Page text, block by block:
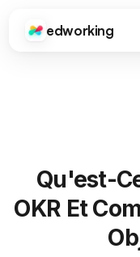
Edworking
edworking
Qu'est-
OKR Et